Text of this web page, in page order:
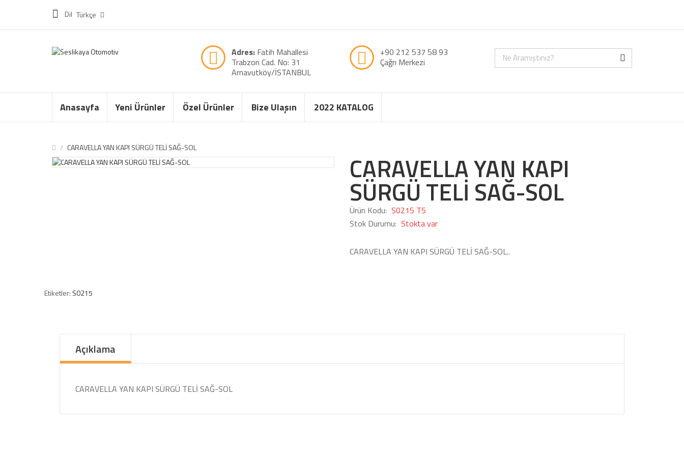
Dil Türkçe
Adres:Fatih Mahallesi
Trabzon Cad. No: 31
Arnavutköy/İSTANBUL
+90 212 537 58 93
Çağrı Merkezi
Anasayfa Yeni Ürünler Özel Ürünler Bize Ulaşın 2022 KATALOG
CARAVELLA YAN KAPI SÜRGÜ TELİ SAĞ-SOL
CARAVELLA YAN KAPI
SÜRGÜ TELİ SAĞ-SOL
Ürün Kodu: S0215 T5
Stok Durumu: Stokta var
CARAVELLA YAN KAPI SÜRGÜ TELİ SAĞ-SOL..
Etiketler: S0215
Açıklama
CARAVELLA YAN KAPI SÜRGÜ TELİ SAĞ-SOL